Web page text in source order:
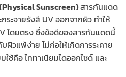
Sunscreen)สารกันแดด
ระจายรังสี UV ออกจากผิว ทำให้
โดยตรง ซึ่งข้อดีของสารกันแดดนี้
ผิวแพ้ง่าย ไม่ก่อให้เกิดการระคาย
ช้คือ ไททาเนียมไดออกไซด์ และ